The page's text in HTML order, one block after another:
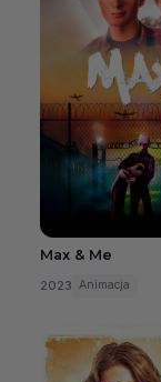
Max & Me
2023 Animacja